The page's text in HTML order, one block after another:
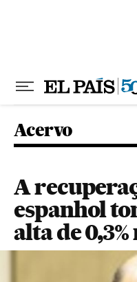
Acervo
A
espanhol
alta de